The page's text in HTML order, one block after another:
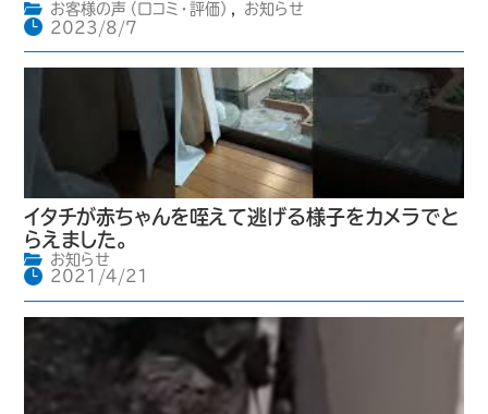
お客様の声（口コミ・評価） ,
お知らせ
2023/8/7
イタチが赤ちゃんを咥えて逃げる様子をカメラでと
らえました。
お知らせ
2021/4/21